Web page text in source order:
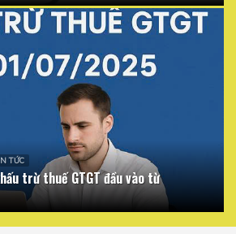
TỨC
trừ thuế GTGT đầu vào từ